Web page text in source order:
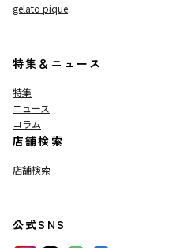
gelato pique
特集＆ニュース
特集
ニュース
コラム
店舗検索
店舗検索
公式SNS